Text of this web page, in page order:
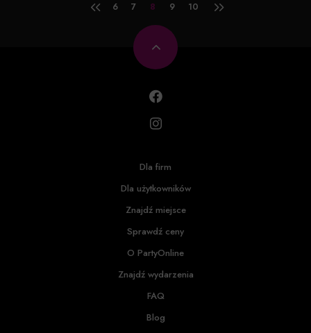
6 7 8 9 10
Dla firm
Dla użytkowników
Znajdź miejsce
Sprawdź ceny
O PartyOnline
Znajdź wydarzenia
FAQ
Blog